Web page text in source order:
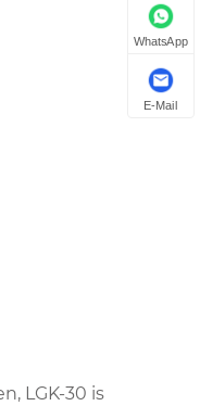
LGK-30 is
WhatsApp
E-Mail